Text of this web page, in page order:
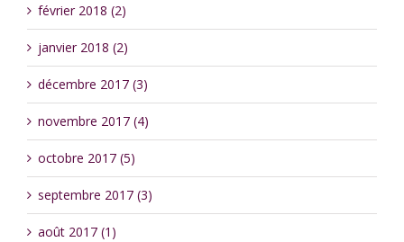
février 2018 (2)
janvier 2018 (2)
décembre 2017 (3)
novembre 2017 (4)
octobre 2017 (5)
septembre 2017 (3)
août 2017 (1)